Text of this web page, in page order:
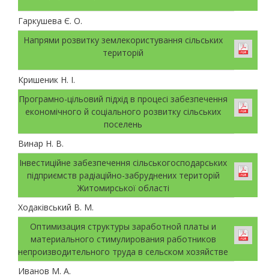
Гаркушева Є. О.
Напрями розвитку землекористування сільських
територій
Кришеник Н. І.
Програмно-цільовий підхід в процесі забезпечення
економічного й соціального розвитку сільських
поселень
Винар Н. В.
Інвестиційне забезпечення сільськогосподарських
підприємств радіаційно-забруднених територій
Житомирської області
Ходаківський В. М.
Оптимизация структуры заработной платы и
материального стимулирования работников
непроизводительного труда в сельском хозяйстве
Иванов М. А.